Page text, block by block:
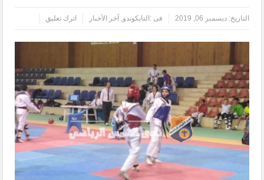
التاريخ:ديسمبر 06, 2019 فى : التايكوندو, آخر الأخبار اترك تعليق